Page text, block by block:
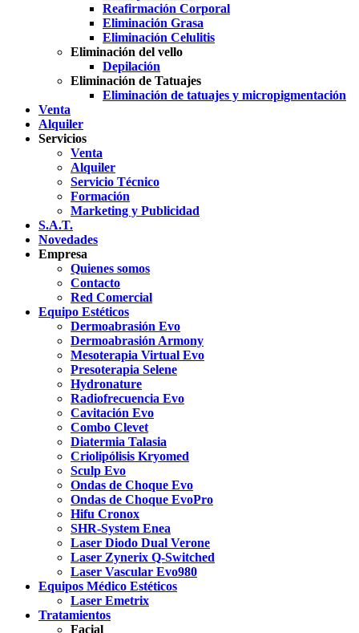
Reafirmación Corporal
Eliminación Grasa
Eliminación Celulitis
Eliminación del vello
Depilación
Eliminación de Tatuajes
Eliminación de tatuajes y micropigmentación
Venta
Alquiler
Servicios
Venta
Alquiler
Servicio Técnico
Formación
Marketing y Publicidad
S.A.T.
Novedades
Empresa
Quienes somos
Contacto
Red Comercial
Equipo Estéticos
Dermoabrasión Evo
Dermoabrasión Armony
Mesoterapia Virtual Evo
Presoterapia Selene
Hydronature
Radiofrecuencia Evo
Cavitación Evo
Combo Clevet
Diatermia Talasia
Criolipólisis Kryomed
Sculp Evo
Ondas de Choque Evo
Ondas de Choque EvoPro
Hifu Cronox
SHR-System Enea
Laser Diodo Dual Verone
Laser Zynerix Q-Switched
Laser Vascular Evo980
Equipos Médico Estéticos
Laser Emetrix
Tratamientos
Facial